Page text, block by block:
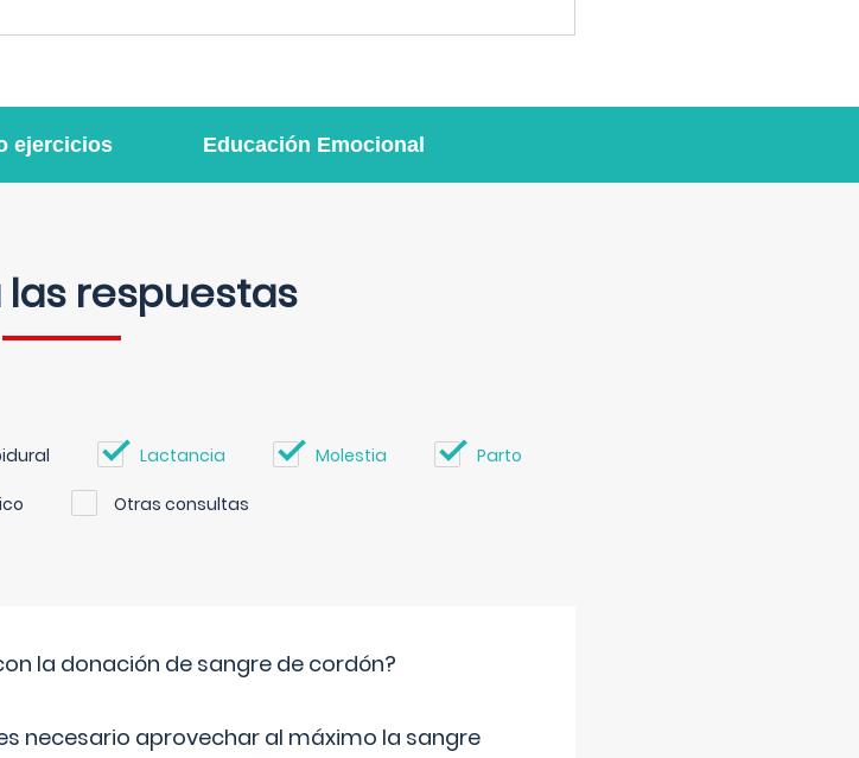
ejercicios Educación Emocional
respuestas
Lactancia Molestia Parto
Otras consultas
la donación de sangre de cordón?
necesario aprovechar al máximo la sangre